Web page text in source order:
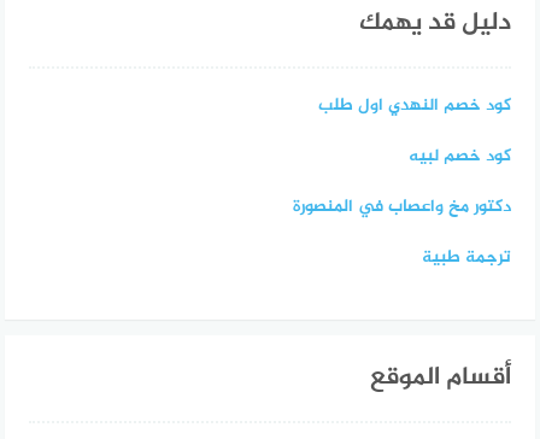
دليل قد يهمك
كود خصم النهدي اول طلب
كود خصم لبيه
دكتور مخ واعصاب في المنصورة
ترجمة طبية
أقسام الموقع